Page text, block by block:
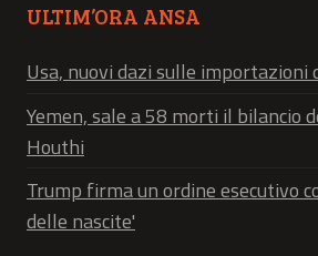
ULTIM’ORA ANSA
Usa, nuovi dazi sulle importazioni
Yemen, sale a 58 morti il bilancio
Houthi
Trump firma un ordine esecutivo
delle nascite'